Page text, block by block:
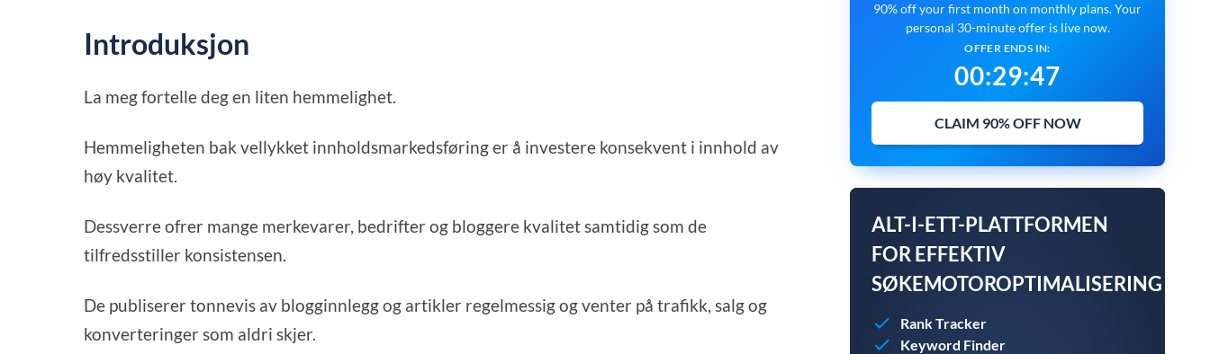
Introduksjon
La meg fortelle deg en liten hemmelighet.
Hemmeligheten bak vellykket innholdsmarkedsføring er å investere konsekvent i innhold av
høy kvalitet.
Dessverre ofrer mange merkevarer, bedrifter og bloggere kvalitet samtidig som de
tilfredsstiller konsistensen.
De publiserer tonnevis av blogginnlegg og artikler regelmessig og venter på trafikk, salg og
konverteringer som aldri skjer.
90% off your first month on monthly plans. Your
personal 30-minute offer is live now.
OFFER ENDS IN:
00:29:46
CLAIM 90% OFF NOW
ALT-I-ETT-PLATTFORMEN
FOR EFFEKTIV
SØKEMOTOROPTIMALISERING
Rank Tracker
Keyword Finder